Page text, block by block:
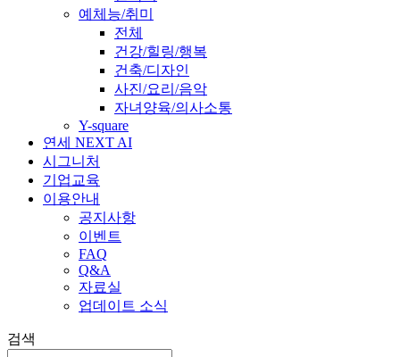
예체능/취미
전체
건강/힐링/행복
건축/디자인
사진/요리/음악
자녀양육/의사소통
Y-square
연세 NEXT AI
시그니처
기업교육
이용안내
공지사항
이벤트
FAQ
Q&A
자료실
업데이트 소식
검색